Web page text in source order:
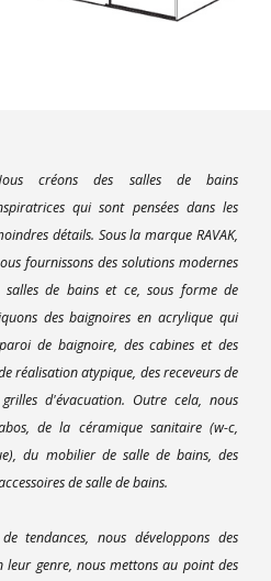
créons des salles de bains
qui sont pensées dans les
détails. Sous la marque RAVAK,
fournissons des solutions modernes
salles de bains et ce, sous forme de
des baignoires en acrylique qui
de baignoire, des cabines et des
réalisation atypique, des receveurs de
d'évacuation. Outre cela, nous
de la céramique sanitaire (w-c,
du mobilier de salle de bains, des
de salle de bains.
tendances, nous développons des
leur genre, nous mettons au point des